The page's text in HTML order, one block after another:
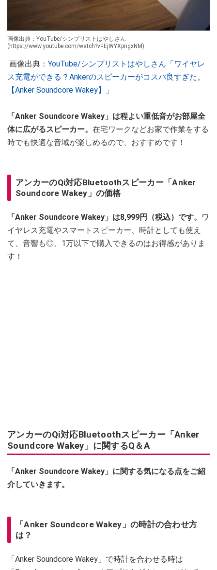
画像出典：YouTube/シンプリストはやしさん
(https://www.youtube.com/watch?v=EjWYXpngxNM)
画像出典： YouTube/シンプリストはやしさん「ワイヤレ
ス充電ができる？Ankerのスピーカーがコスパ良すぎた。
【Anker Soundcore Wakey】」
「Anker Soundcore Wakey」は程よい重低音がお部屋全
体に広がるスピーカー。 在宅ワークなどお家で作業をする
時でも快適な音域が楽しめるので、おすすめです！
アンカーのQi対応Bluetoothスピーカー「Anker
Soundcore Wakey」の価格
「Anker Soundcore Wakey」は8,999円（税込）です。
ワ
イヤレス充電やスマートスピーカー、時計としても使え
て、音響も◎。1万以下で購入できるのはお得感がありま
す！
アンカーのQi対応Bluetoothスピーカー「Anker
Soundcore Wakey」に関するQ＆A
「Anker Soundcore Wakey」に関する気になる点をご紹
介していきます。
「Anker Soundcore Wakey」の時計の合わせ方
は？
「Anker Soundcore Wakey」で時計を合わせる時は